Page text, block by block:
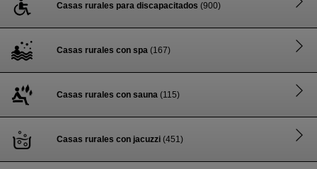
Casas rurales para discapacitados (900)
Casas rurales con spa (167)
Casas rurales con sauna (115)
Casas rurales con jacuzzi (451)